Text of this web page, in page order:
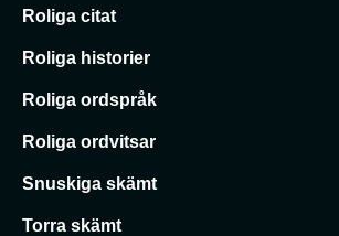
Roliga citat
Roliga historier
Roliga ordspråk
Roliga ordvitsar
Snuskiga skämt
Torra skämt